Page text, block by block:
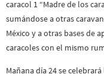
caracol 1 “Madre de los
sumándose a otras
México y a otras bases de
caracoles con el mismo
Mañana día 24 se